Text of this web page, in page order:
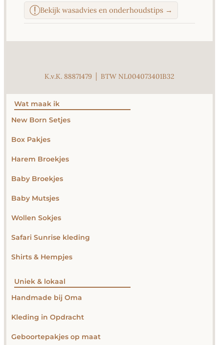
Bekijk wasadvies en onderhoudstips →
K.v.K. 88871479 │ BTW NL004073401B32
Wat maak ik
New Born Setjes
Box Pakjes
Harem Broekjes
Baby Broekjes
Baby Mutsjes
Wollen Sokjes
Safari Sunrise kleding
Shirts & Hempjes
Uniek & lokaal
Handmade bij Oma
Kleding in Opdracht
Geboortepakjes op maat